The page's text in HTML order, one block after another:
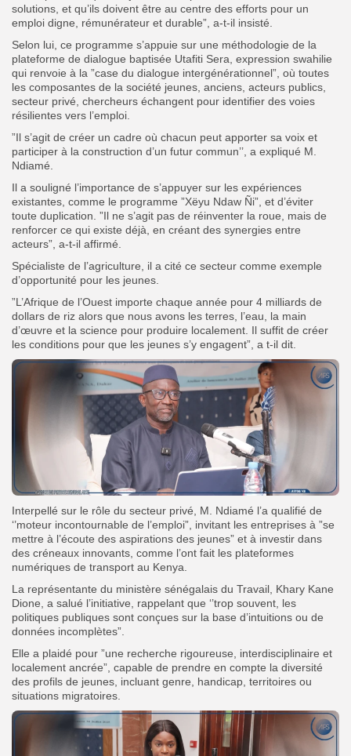
solutions, et qu’ils doivent être au centre des efforts pour un
emploi digne, rémunérateur et durable”, a-t-il insisté.
Selon lui, ce programme s’appuie sur une méthodologie de la
plateforme de dialogue baptisée Utafiti Sera, expression swahilie
qui renvoie à la ”case du dialogue intergénérationnel”, où toutes
les composantes de la société jeunes, anciens, acteurs publics,
secteur privé, chercheurs échangent pour identifier des voies
résilientes vers l’emploi.
”Il s’agit de créer un cadre où chacun peut apporter sa voix et
participer à la construction d’un futur commun’’, a expliqué M.
Ndiamé.
Il a souligné l’importance de s’appuyer sur les expériences
existantes, comme le programme ”Xëyu Ndaw Ñi”, et d’éviter
toute duplication. ”Il ne s’agit pas de réinventer la roue, mais de
renforcer ce qui existe déjà, en créant des synergies entre
acteurs”, a-t-il affirmé.
Spécialiste de l’agriculture, il a cité ce secteur comme exemple
d’opportunité pour les jeunes.
”L’Afrique de l’Ouest importe chaque année pour 4 milliards de
dollars de riz alors que nous avons les terres, l’eau, la main
d’œuvre et la science pour produire localement. Il suffit de créer
les conditions pour que les jeunes s’y engagent”, a t-il dit.
Interpellé sur le rôle du secteur privé, M. Ndiamé l’a qualifié de
‘’moteur incontournable de l’emploi”, invitant les entreprises à ”se
mettre à l’écoute des aspirations des jeunes” et à investir dans
des créneaux innovants, comme l’ont fait les plateformes
numériques de transport au Kenya.
La représentante du ministère sénégalais du Travail, Khary Kane
Dione, a salué l’initiative, rappelant que ‘’trop souvent, les
politiques publiques sont conçues sur la base d’intuitions ou de
données incomplètes”.
Elle a plaidé pour ”une recherche rigoureuse, interdisciplinaire et
localement ancrée”, capable de prendre en compte la diversité
des profils de jeunes, incluant genre, handicap, territoires ou
situations migratoires.